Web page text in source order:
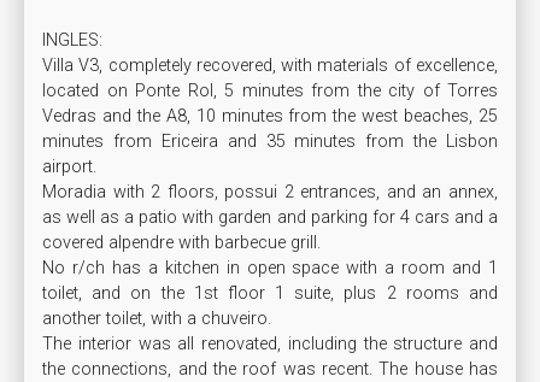
INGLES:
Villa V3, completely recovered, with materials of excellence,
located on Ponte Rol, 5 minutes from the city of Torres
Vedras and the A8, 10 minutes from the west beaches, 25
minutes from Ericeira and 35 minutes from the Lisbon
airport.
Moradia with 2 floors, possui 2 entrances, and an annex,
as well as a patio with garden and parking for 4 cars and a
covered alpendre with barbecue grill.
No r/ch has a kitchen in open space with a room and 1
toilet, and on the 1st floor 1 suite, plus 2 rooms and
another toilet, with a chuveiro.
The interior was all renovated, including the structure and
the connections, and the roof was recent. The house has